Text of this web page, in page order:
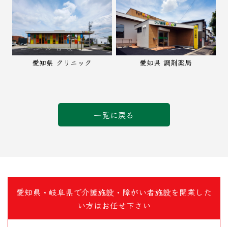
愛知県 クリニック 愛知県 調剤薬局
一覧に戻る
愛知県・岐阜県で介護施設・障がい者施設を開業した
い方はお任せ下さい